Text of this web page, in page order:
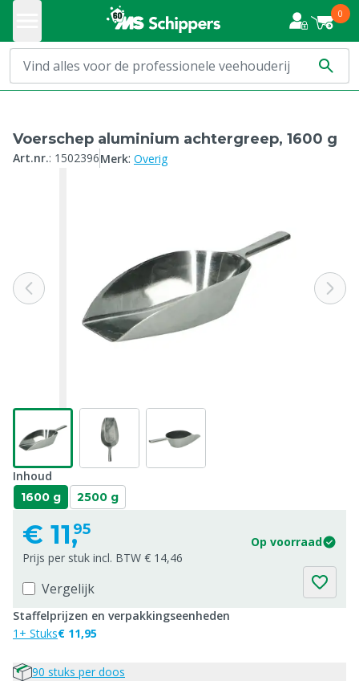
0
Voerschep aluminium achtergreep, 1600 g
Art.nr.: 1502396Merk: Overig
Inhoud
1600 g 2500 g
€ 11,95
Op voorraad
Prijs per stuk incl. BTW € 14,46
Vergelijk
Staffelprijzen en verpakkingseenheden
1+ Stuks€ 11,95
90 stuks per doos